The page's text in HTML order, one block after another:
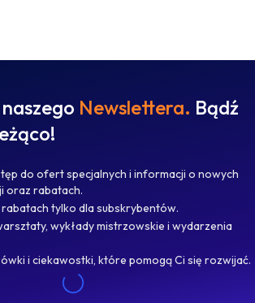
Newslettera. Bądź
do ofert specjalnych i informacji o nowych
oraz rabatach.
tylko dla subskrybentów.
wykłady mistrzowskie i wydarzenia
i ciekawostki, które pomogą Ci się rozwijać.